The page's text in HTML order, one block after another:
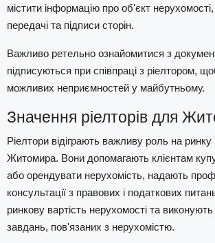
містити інформацію про об'єкт
передачі та підписи сторін.
Важливо ретельно ознайомитися з
підписуються при співпраці з ріелтором,
можливих неприємностей у майбутньому.
Значення ріелторів для
Ріелтори відіграють важливу роль на ринку
Житомира. Вони допомагають клієнтам
або орендувати нерухомість, надають
консультації з правових і податкових
ринкову вартість нерухомості та
завдань, пов'язаних з нерухомістю.